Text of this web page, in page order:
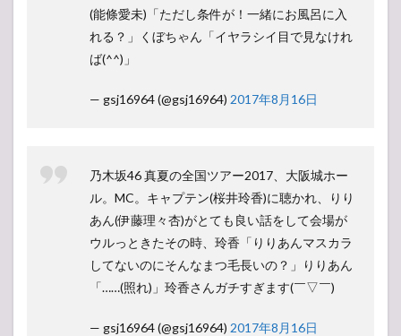
(能條愛未)「ただし条件が！一緒にお風呂に入
れる？」くぼちゃん「イヤラシイ目で見なけれ
ば(^^)」
— gsj16964 (@gsj16964) 2017年8月16日
乃木坂46 真夏の全国ツアー2017、大阪城ホー
ル。MC。キャプテン(桜井玲香)に聴かれ、りり
あん(伊藤理々杏)がとても良い話をして会場が
ウルっときたその時、玲香「りりあんマスカラ
してないのにそんなまつ毛長いの？」りりあん
「……(照れ)」玲香さんガチすぎます(￣▽￣)
— gsj16964 (@gsj16964) 2017年8月16日